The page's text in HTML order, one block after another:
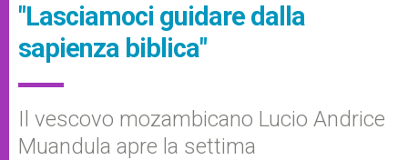
"Lasciamoci guidare dalla
sapienza biblica"
Il vescovo mozambicano Lucio Andrice
Muandula apre la settima